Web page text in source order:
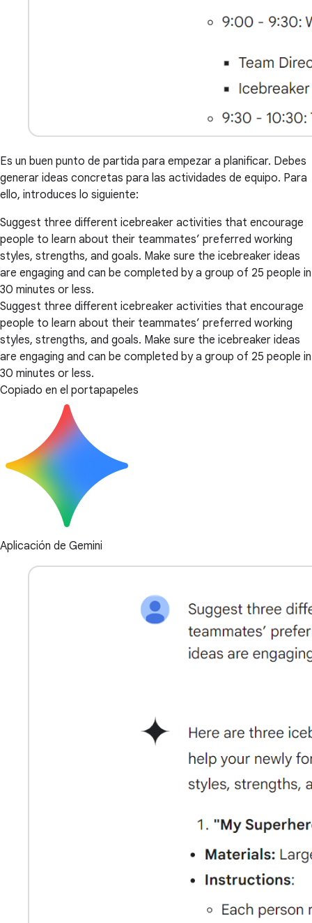
Es un buen punto de partida para empezar a planificar. Debes
generar ideas concretas para las actividades de equipo. Para
ello, introduces lo siguiente:
Suggest three different icebreaker activities that encourage
people to learn about their teammates’ preferred working
styles, strengths, and goals. Make sure the icebreaker ideas
are engaging and can be completed by a group of 25 people in
30 minutes or less.
Suggest three different icebreaker activities that encourage
people to learn about their teammates’ preferred working
styles, strengths, and goals. Make sure the icebreaker ideas
are engaging and can be completed by a group of 25 people in
30 minutes or less.
Copiado en el portapapeles
Aplicación de Gemini